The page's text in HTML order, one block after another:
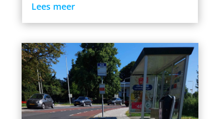
Lees meer